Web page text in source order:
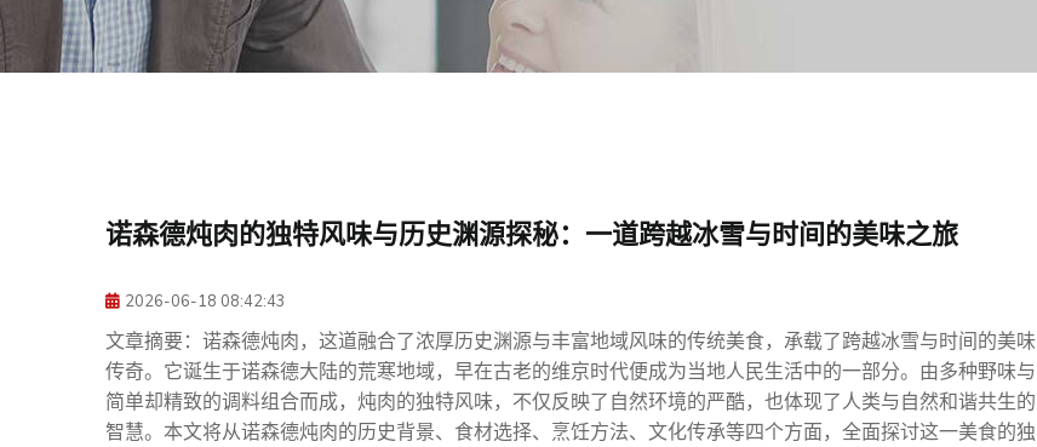
诺森德炖肉的独特风味与历史渊源探秘：一道跨越冰雪与时间的美味之旅
2026-06-18 08:42:43
文章摘要：诺森德炖肉，这道融合了浓厚历史渊源与丰富地域风味的传统美食，承载了跨越冰雪与时间的美味
传奇。它诞生于诺森德大陆的荒寒地域，早在古老的维京时代便成为当地人民生活中的一部分。由多种野味与
简单却精致的调料组合而成，炖肉的独特风味，不仅反映了自然环境的严酷，也体现了人类与自然和谐共生的
智慧。本文将从诺森德炖肉的历史背景、食材选择、烹饪方法、文化传承等四个方面，全面探讨这一美食的独